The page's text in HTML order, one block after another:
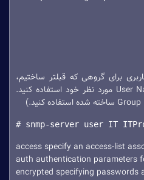
برای گروهی که قبلتر ساختیم،
، از User Name مورد نظر خود استفاده کنید.
# snmp-server user IT
access specify an access-list
auth authentication
encrypted specifying